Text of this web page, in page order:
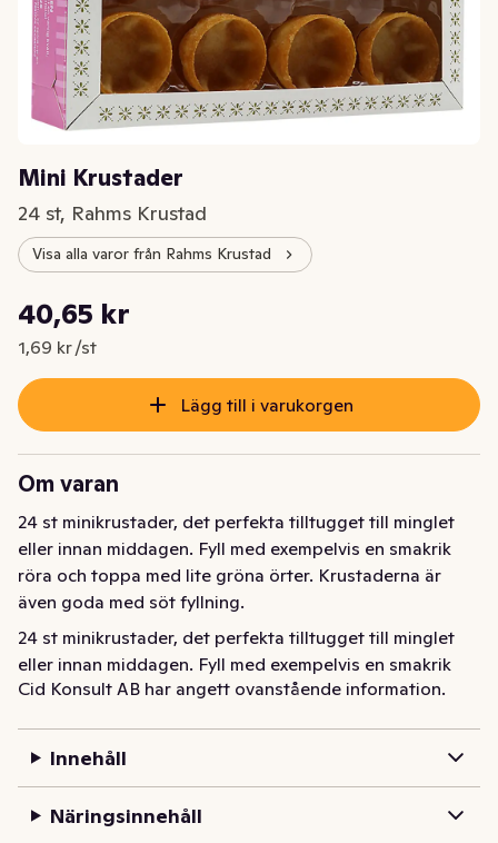
Mini Krustader
24 st, Rahms Krustad
Visa alla varor från Rahms Krustad
Nuvarande pris är: 40,65 kr
40,65 kr
1,69 kr /st
Styckpris: 1,69 kr /st
Lägg till i varukorgen
Om varan
24 st minikrustader, det perfekta tilltugget till minglet
eller innan middagen. Fyll med exempelvis en smakrik
röra och toppa med lite gröna örter. Krustaderna är
även goda med söt fyllning.
24 st minikrustader, det perfekta tilltugget till minglet
eller innan middagen. Fyll med exempelvis en smakrik
röra och toppa med lite gröna örter. Krustaderna är
Cid Konsult AB har angett ovanstående information.
Innehåll
Näringsinnehåll